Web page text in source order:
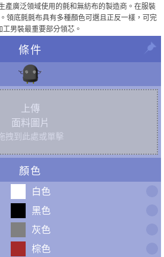
產廣泛領域使用的氈和無紡布的製造商。在服裝
領底氈氈布具有多種顏色可選且正反一樣，可完
工男裝最重要部分領芯。
條件
上傳
面料圖片
拽到此處或單擊
顏色
白色
黑色
灰色
棕色